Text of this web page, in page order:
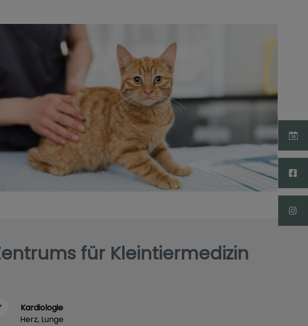
für Kleintiermedizin
Kardiologie
Herz, Lunge